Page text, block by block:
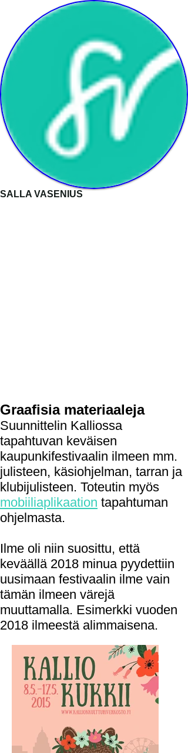
SALLA VASENIUS
Graafisia materiaaleja
Suunnittelin Kalliossa
tapahtuvan keväisen
kaupunkifestivaalin ilmeen mm.
julisteen, käsiohjelman, tarran ja
klubijulisteen. Toteutin myös
mobiiliaplikaation tapahtuman
ohjelmasta.
Ilme oli niin suosittu, että
keväällä 2018 minua pyydettiin
uusimaan festivaalin ilme vain
tämän ilmeen värejä
muuttamalla. Esimerkki vuoden
2018 ilmeestä alimmaisena.